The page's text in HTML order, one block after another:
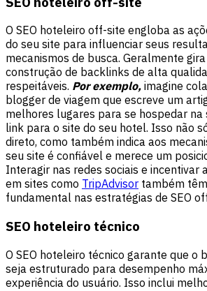
O SEO hoteleiro off-site engloba as
do seu site para influenciar seus
mecanismos de busca. Geralmente
construção de backlinks de alta
respeitáveis. Por exemplo, imagine
blogger de viagem que escreve um
melhores lugares para se hospedar na
link para o site do seu hotel. Isso não
direto, como também indica aos
seu site é confiável e merece um
Interagir nas redes sociais e incentivar
em sites como TripAdvisor também
fundamental nas estratégias de SEO
SEO hoteleiro técnico
O SEO hoteleiro técnico garante que o
seja estruturado para desempenho
experiência do usuário. Isso inclui